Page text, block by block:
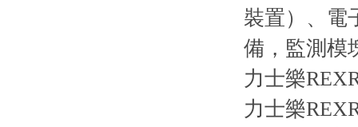
裝置）、電
備，監測模
力士樂
力士樂